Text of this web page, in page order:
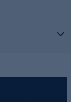
ca. 5,34 x 4,16
Ihrem Outfit
ist ein Juwel,